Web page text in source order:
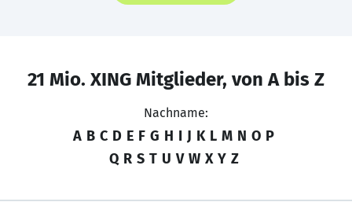
21 Mio. XING Mitglieder, von A bis Z
Nachname:
A B C D E F G H I J K L M N O P
Q R S T U V W X Y Z